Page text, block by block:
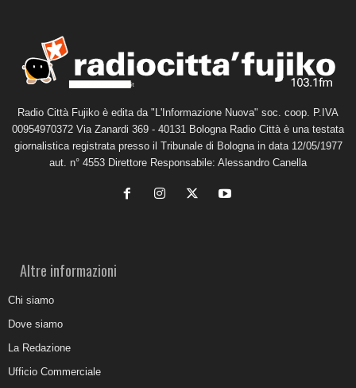
Radio Città Fujiko è edita da "L'Informazione Nuova" soc. coop. P.IVA
00954970372 Via Zanardi 369 - 40131 Bologna Radio Città è una testata
giornalistica registrata presso il Tribunale di Bologna in data 12/05/1977
aut. n° 4553 Direttore Responsabile: Alessandro Canella
Altre informazioni
Chi siamo
Dove siamo
La Redazione
Ufficio Commerciale